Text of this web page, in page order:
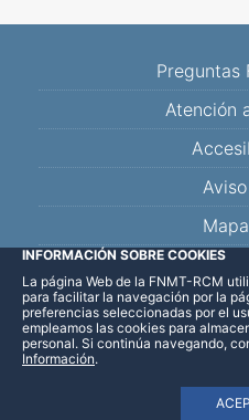
Preguntas
Atención
Facebook
TwitterYouTube
Blog
INFORMACIÓN SOBRE COOKIES
La página Web de la FNMT-RCM
para facilitar la navegación por la
preferencias seleccionadas por el
empleamos las cookies para
personal. Si continúa navegando,
Información.